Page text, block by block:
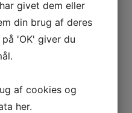
givet dem eller
din brug af deres
'OK' giver du
af cookies og
her.